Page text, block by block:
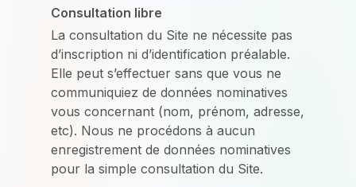
Consultation libre
La consultation du Site ne nécessite pas
d’inscription ni d’identification préalable.
Elle peut s’effectuer sans que vous ne
communiquiez de données nominatives
vous concernant (nom, prénom, adresse,
etc). Nous ne procédons à aucun
enregistrement de données nominatives
pour la simple consultation du Site.